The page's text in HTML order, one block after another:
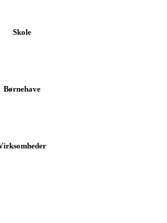
Skole
Børnehave